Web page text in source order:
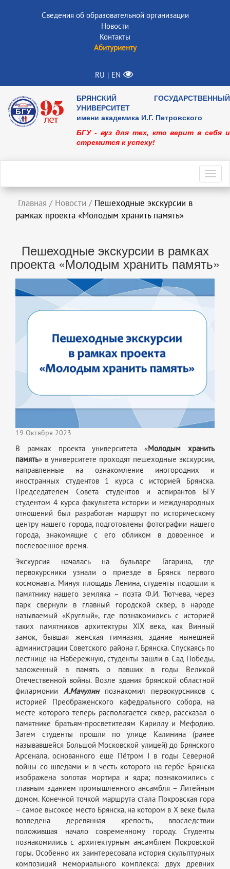
Сведения об образовательной организации
Новости
Контакты
Абитуриенту
RU | EN
БРЯНСКИЙ ГОСУДАРСТВЕННЫЙ
УНИВЕРСИТЕТ
имени академика И.Г. Петровского
БГУ - вуз для тех, кто верит в себя и
стремится к успеху!
Главная / Новости / Пешеходные экскурсии в
рамках проекта «Молодым хранить память»
Пешеходные экскурсии в рамках
проекта «Молодым хранить память»
19 Октября 2023
В рамках проекта университета «Молодым хранить
память» в университете проходят пешеходные экскурсии,
направленные на ознакомление иногородних и
иностранных студентов 1 курса с историей Брянска.
Председателем Совета студентов и аспирантов БГУ
студентом 4 курса факультета истории и международных
отношений был разработан маршрут по историческому
центру нашего города, подготовлены фотографии нашего
города, знакомящие с его обликом в довоенное и
послевоенное время.
Экскурсия началась на бульваре Гагарина, где
первокурсники узнали о приезде в Брянск первого
космонавта. Минуя площадь Ленина, студенты подошли к
памятнику нашего земляка – поэта Ф.И. Тютчева, через
парк свернули в главный городской сквер, в народе
называемый «Круглый», где познакомились с историей
таких памятников архитектуры XIX века, как Винный
замок, бывшая женская гимназия, здание нынешней
администрации Советского района г. Брянска. Спускаясь по
лестнице на Набережную, студенты зашли в Сад Победы,
заложенный в память о павших в годы Великой
Отечественной войны. Возле здания брянской областной
филармонии А.Мачулинпознакомил первокурсников с
историей Преображенского кафедрального собора, на
месте которого теперь располагается сквер, рассказал о
памятнике братьям-просветителям Кириллу и Мефодию.
Затем студенты прошли по улице Калинина (ранее
называвшейся Большой Московской улицей) до Брянского
Арсенала, основанного еще Пётром I в годы Северной
войны со шведами и в честь которого на гербе Брянска
изображена золотая мортира и ядра; познакомились с
главным зданием промышленного ансамбля – Литейным
домом. Конечной точкой маршрута стала Покровская гора
– самое высокое место Брянска, на котором в X веке была
возведена деревянная крепость, впоследствии
положившая начало современному городу. Студенты
познакомились с архитектурным ансамблем Покровской
горы. Особенно их заинтересовала история скульптурных
композиций мемориального комплекса: двух древних